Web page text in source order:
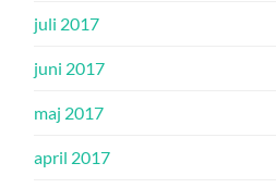
juli 2017
juni 2017
maj 2017
april 2017